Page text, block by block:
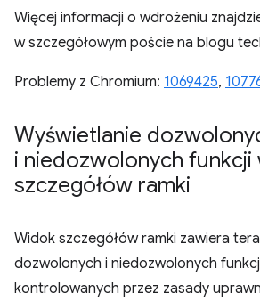
Więcej informacji o wdrożeniu
w szczegółowym poście na blogu
Problemy z Chromium: 1069425,
Wyświetlanie
i niedozwolonych funkcji
szczegółów ramki
Widok szczegółów ramki zawiera
dozwolonych i niedozwolonych
kontrolowanych przez zasady